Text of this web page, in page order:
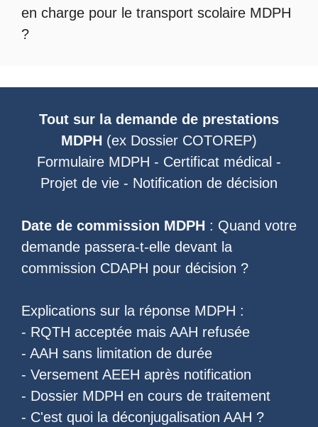
en charge pour le transport scolaire MDPH
?
Tout sur la demande de prestations
MDPH (ex Dossier COTOREP)
Formulaire MDPH - Certificat médical -
Projet de vie - Notification de décision
Date de commission MDPH : Quand votre
demande passera-t-elle devant la
commission CDAPH pour décision ?
Explications sur la réponse MDPH :
- RQTH acceptée mais AAH refusée
- AAH sans limitation de durée
- Versement AEEH après notification
- Dossier MDPH en cours de traitement
- C'est quoi la déconjugalisation AAH ?